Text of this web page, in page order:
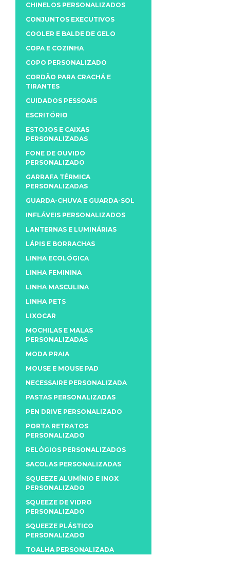
CHINELOS PERSONALIZADOS
CONJUNTOS EXECUTIVOS
COOLER E BALDE DE GELO
COPA E COZINHA
COPO PERSONALIZADO
CORDÃO PARA CRACHÁ E
TIRANTES
CUIDADOS PESSOAIS
ESCRITÓRIO
ESTOJOS E CAIXAS
PERSONALIZADAS
FONE DE OUVIDO
PERSONALIZADO
GARRAFA TÉRMICA
PERSONALIZADAS
GUARDA-CHUVA E GUARDA-SOL
INFLÁVEIS PERSONALIZADOS
LANTERNAS E LUMINÁRIAS
LÁPIS E BORRACHAS
LINHA ECOLÓGICA
LINHA FEMININA
LINHA MASCULINA
LINHA PETS
LIXOCAR
MOCHILAS E MALAS
PERSONALIZADAS
MODA PRAIA
MOUSE E MOUSE PAD
NECESSAIRE PERSONALIZADA
PASTAS PERSONALIZADAS
PEN DRIVE PERSONALIZADO
PORTA RETRATOS
PERSONALIZADO
RELÓGIOS PERSONALIZADOS
SACOLAS PERSONALIZADAS
SQUEEZE ALUMÍNIO E INOX
PERSONALIZADO
SQUEEZE DE VIDRO
PERSONALIZADO
SQUEEZE PLÁSTICO
PERSONALIZADO
TOALHA PERSONALIZADA